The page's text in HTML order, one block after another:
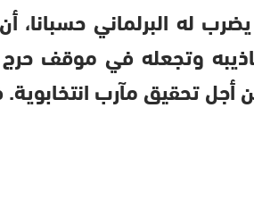
له البرلماني
وتجعله في موقف حرج
أجل تحقيق مآرب